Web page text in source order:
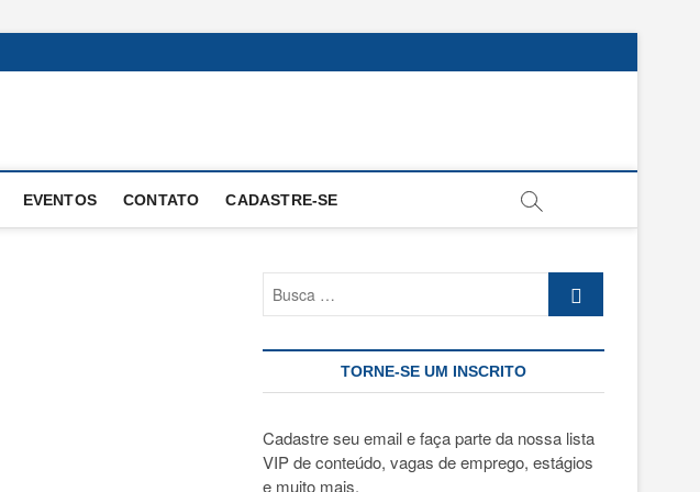
EVENTOS CONTATO CADASTRE-SE
TORNE-SE UM INSCRITO
Cadastre seu email e faça parte da nossa lista
VIP de conteúdo, vagas de emprego, estágios
e muito mais.